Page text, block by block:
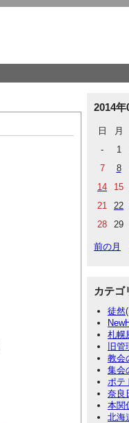
2014年
日 月
-
1
7
8
14
15
21
22
28
29
前の月
カテゴ
徒然
札幌
旧
教会
集会
ポテ
奈良
本関
北海